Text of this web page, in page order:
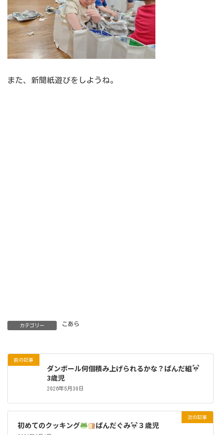
また、新聞紙遊びをしようね。
カテゴリー こあら
前の記事
ダンボール何個積み上げられるかな？ぱんだ組
3歳児
2026年5月30日
次の記事
初めてのクッキング ぱんだぐみ ３歳児